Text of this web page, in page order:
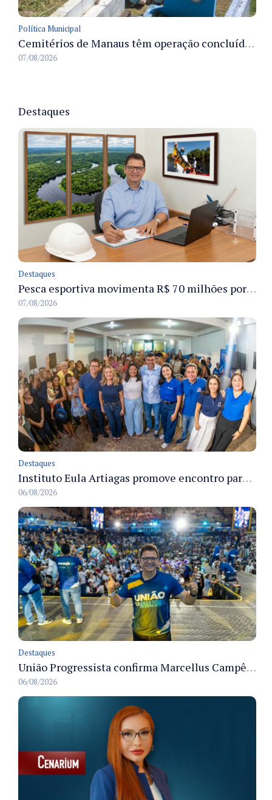
Política Municipal
Cemitérios de Manaus têm operação concluída e estrutura pronta para receber famílias no Dia dos Pais
07/08/2026
Destaques
Destaques
Pesca esportiva movimenta R$ 70 milhões por ano e ganha espaço na economia sustentável do Amazonas
07/08/2026
Destaques
Instituto Eula Artiagas promove encontro para discutir melhorias para o bairro Petrópolis
06/08/2026
Destaques
União Progressista confirma Marcellus Campêlo como candidato a deputado estadual
06/08/2026